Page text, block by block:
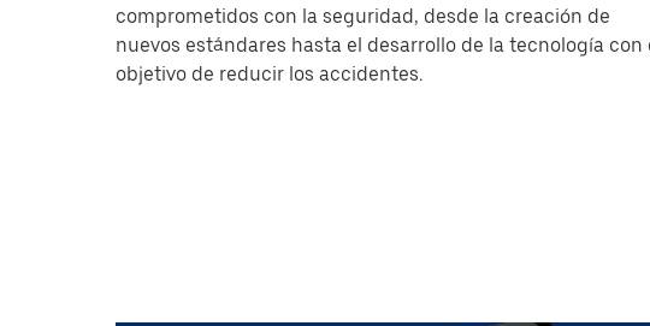
comprometidos con la seguridad, desde la creación de
nuevos estándares hasta el desarrollo de la tecnología con
objetivo de reducir los accidentes.